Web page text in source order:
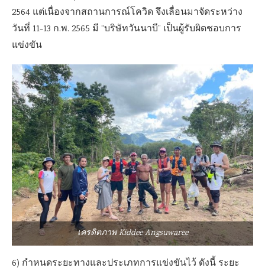
2564 แต่เนื่องจากสถานการณ์โควิด จึงเลื่อนมาจัดระหว่าง
วันที่ 11-13 ก.พ. 2565 มี “บริษัทวันนาบี” เป็นผู้รับผิดชอบการ
แข่งขัน
เครดิตภาพ Kiddee Angsuwaree
6) กำหนดระยะทางและประเภทการแข่งขันไว้ ดังนี้ ระยะ